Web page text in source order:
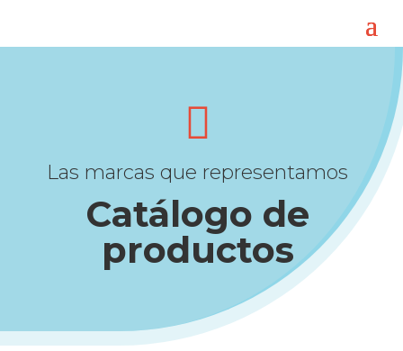

Las marcas que representamos
Catálogo de
productos